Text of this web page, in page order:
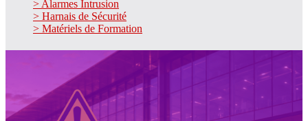
> Alarmes Intrusion
> Harnais de Sécurité
> Matériels de Formation